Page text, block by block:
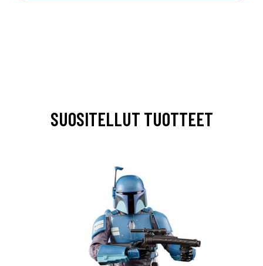
SUOSITELLUT TUOTTEET